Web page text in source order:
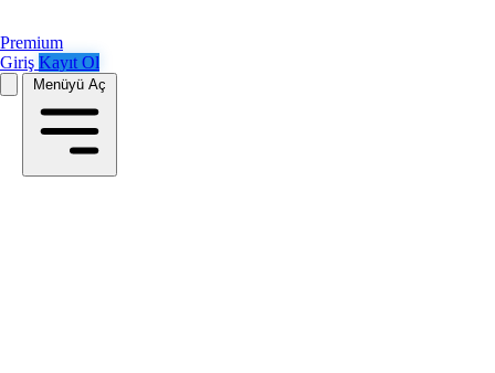
Premium
Giriş Kayıt Ol
Menüyü Aç